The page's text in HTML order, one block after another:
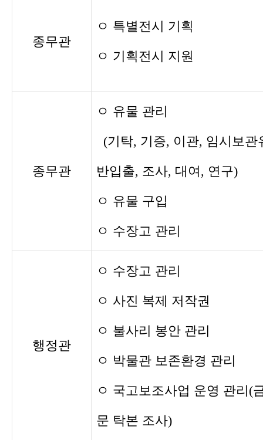
종무관
ㅇ 특별전시 기획
ㅇ 기획전시 지원
종무관
ㅇ 유물 관리
(기탁, 기증, 이관, 임시보관
반입출, 조사, 대여, 연구)
ㅇ 유물 구입
ㅇ 수장고 관리
행정관
ㅇ 수장고 관리
ㅇ 사진 복제 저작권
ㅇ 불사리 봉안 관리
ㅇ 박물관 보존환경 관리
ㅇ 국고보조사업 운영 관리(
문 탁본 조사)